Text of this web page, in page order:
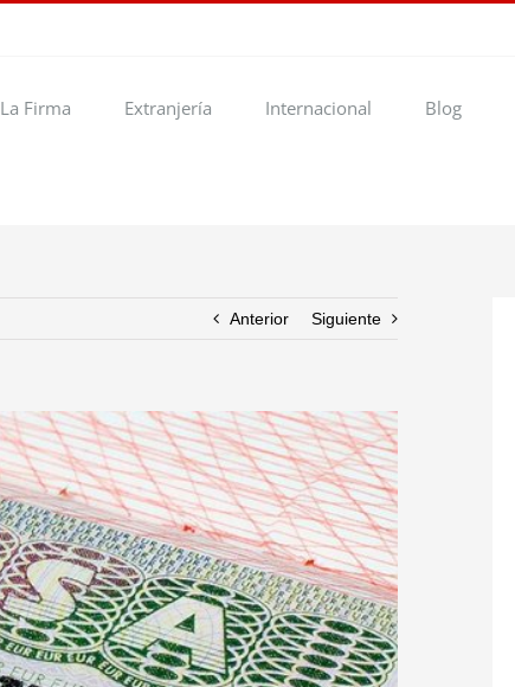
La Firma Extranjería Internacional Blog
Anterior Siguiente